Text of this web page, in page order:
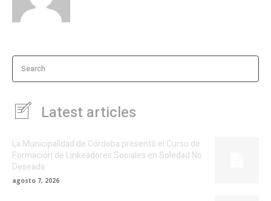
Search
Latest articles
La Municipalidad de Córdoba presentó el Curso de
Formación de Linkeadores Sociales en Soledad No
Deseada
agosto 7, 2026